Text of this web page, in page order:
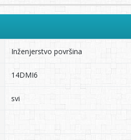
Inženjerstvo površina
14DMI6
svi